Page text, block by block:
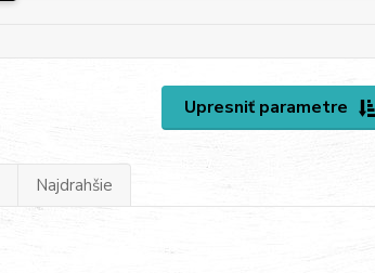
Upresniť parametre
Najdrahšie